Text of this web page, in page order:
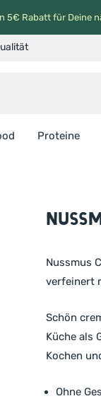
5€ Rabatt für Deine
Proteine
Nussmus
verfeinert
Schön
Küche als
Kochen
Ohne